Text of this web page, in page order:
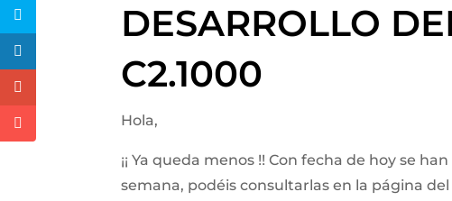
DESARROLLO
C2.1000
Hola,
¡¡ Ya queda menos !! Con fecha de hoy se
semana, podéis consultarlas en la página